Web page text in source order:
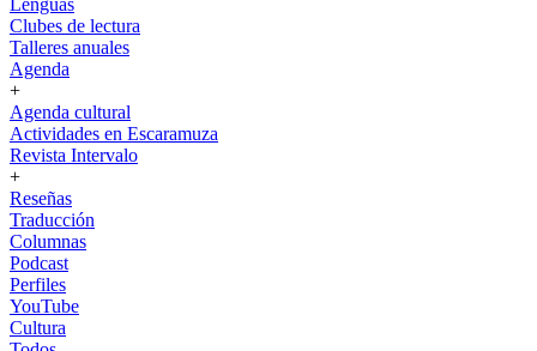
Lenguas
Clubes de lectura
Talleres anuales
Agenda
+
Agenda cultural
Actividades en Escaramuza
Revista Intervalo
+
Reseñas
Traducción
Columnas
Podcast
Perfiles
YouTube
Cultura